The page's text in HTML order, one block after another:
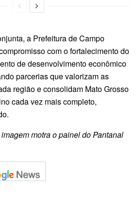
a Prefeitura de Campo
com o fortalecimento do
de desenvolvimento econômico
parcerias que valorizam as
região e consolidam Mato Grosso
cada vez mais completo,
motra o painel do Pantanal